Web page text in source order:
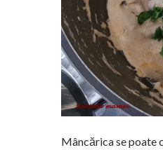
Mâncărica se poate